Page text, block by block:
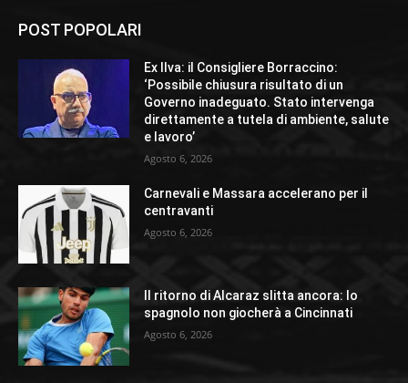
POST POPOLARI
Ex Ilva: il Consigliere Borraccino:
‘Possibile chiusura risultato di un
Governo inadeguato. Stato intervenga
direttamente a tutela di ambiente, salute
e lavoro’
Agosto 6, 2026
Carnevali e Massara accelerano per il
centravanti
Agosto 6, 2026
Il ritorno di Alcaraz slitta ancora: lo
spagnolo non giocherà a Cincinnati
Agosto 6, 2026